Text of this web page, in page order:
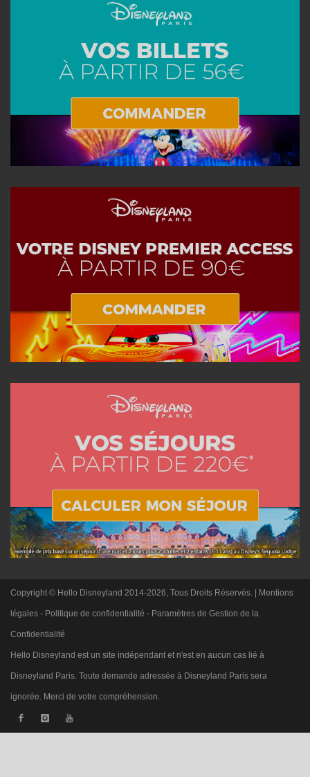
Copyright © Hello Disneyland 2014-2026, Tous Droits Réservés. | Mentions
légales - Politique de confidentialité - Paramètres de Gestion de la
Confidentialité
Hello Disneyland est un site indépendant et n'est en aucun cas lié à
Disneyland Paris. Toute demande adressée à Disneyland Paris sera
ignorée. Merci de votre compréhension.